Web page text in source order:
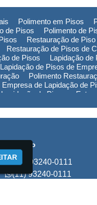
Polimento em Pisos
de Pisos Polimento de
Restauração de
Restauração de Pisos de
de Pisos Lapidação de
Lapidação de Pisos de
Polimento
Empresa de Lapidação de
Lapidação de Piso em
Contato
(11) 93240-0111
(11) 93240-0111